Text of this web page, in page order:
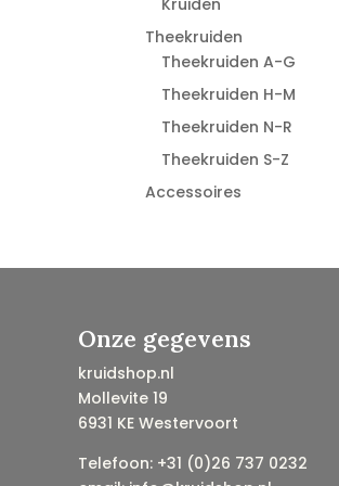
Kruiden
Theekruiden
Theekruiden A-G
Theekruiden H-M
Theekruiden N-R
Theekruiden S-Z
Accessoires
Onze gegevens
kruidshop.nl
Mollevite 19
6931 KE Westervoort
Telefoon: +31 (0)26 737 0232